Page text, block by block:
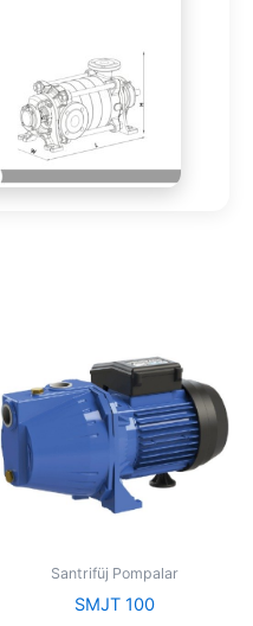
Santrifüj Pompalar
SMJT 100